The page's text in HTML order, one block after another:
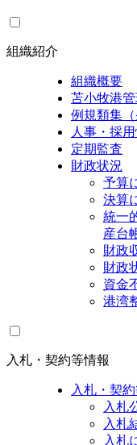
組織紹介
組織概要
苫小牧港
例規類集（
人事・採
定期監査
財政状況
予算
決算
統一
産台
財政
財政
資金
港湾
入札・契約等情報
入札・契
入札
入札
入札